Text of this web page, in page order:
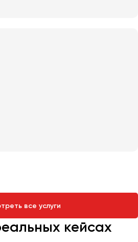
все услуги
кейсах